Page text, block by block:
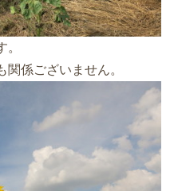
係ございません。